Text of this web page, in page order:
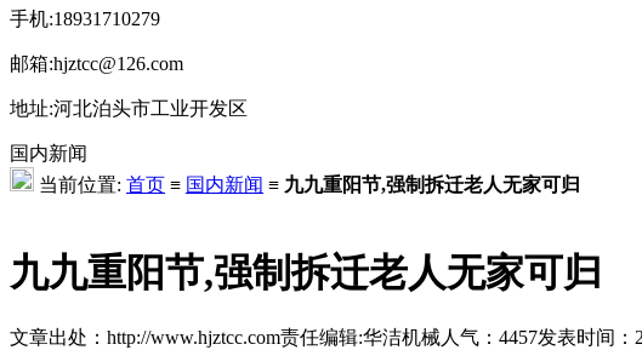
手机:18931710279
邮箱:hjztcc@126.com
地址:河北泊头市工业开发区
国内新闻
当前位置: 首页 ≡ 国内新闻 ≡ 九九重阳节,强制拆迁老人无家可归
九九重阳节,强制拆迁老人无家可归
文章出处：http://www.hjztcc.com责任编辑:华洁机械人气： 4457发表时间：